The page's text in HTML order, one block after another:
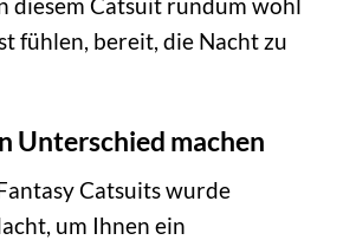
fühlen, bereit, die Nacht zu
Unterschied machen
Catsuits wurde
um Ihnen ein